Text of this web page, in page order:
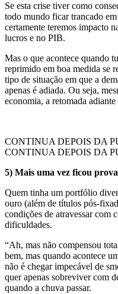
Se esta crise tiver como
todo mundo ficar trancado
certamente teremos impacto
lucros e no PIB.
Mas o que acontece quando
reprimido em boa medida se
tipo de situação em que a
apenas é adiada. Ou seja,
economia, a retomada adiante
CONTINUA DEPOIS DA
CONTINUA DEPOIS DA
5) Mais uma vez ficou
Quem tinha um portfólio
ouro (além de títulos pós-
condições de atravessar com
dificuldades.
“Ah, mas não compensou
bem, mas quando acontece
não é chegar impecável de
quer apenas sobreviver com
quando a chuva passar.